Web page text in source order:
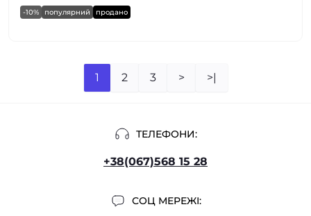
-10% популярний продано
1 2 3 > >|
ТЕЛЕФОНИ:
+38(067)568 15 28
СОЦ МЕРЕЖІ: